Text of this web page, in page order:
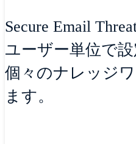
Secure Email
ユーザー単位で設
個々のナレッジ
ます。